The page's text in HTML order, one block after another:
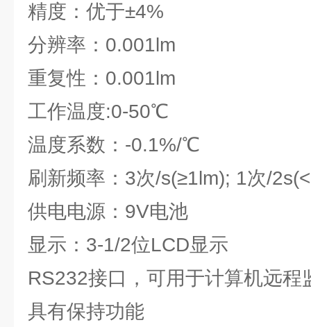
精度：优于±4%
分辨率：0.001lm
重复性：0.001lm
工作温度:0-50℃
温度系数：-0.1%/℃
刷新频率：3次/s(≥1lm); 1次/
供电电源：9V电池
显示：3-1/2位LCD显示
RS232接口，可用于计算机远程
具有保持功能